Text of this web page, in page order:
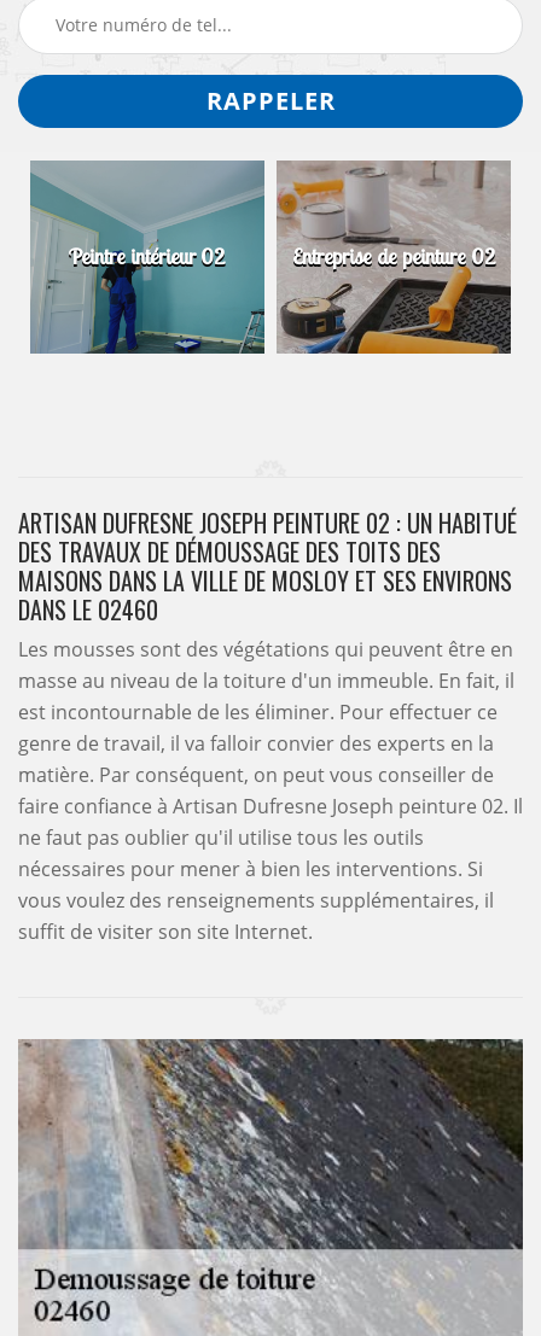
Peintre intérieur 02 Entreprise de peinture 02
ARTISAN DUFRESNE JOSEPH PEINTURE 02 : UN HABITUÉ
DES TRAVAUX DE DÉMOUSSAGE DES TOITS DES
MAISONS DANS LA VILLE DE MOSLOY ET SES ENVIRONS
DANS LE 02460
Les mousses sont des végétations qui peuvent être en
masse au niveau de la toiture d'un immeuble. En fait, il
est incontournable de les éliminer. Pour effectuer ce
genre de travail, il va falloir convier des experts en la
matière. Par conséquent, on peut vous conseiller de
faire confiance à Artisan Dufresne Joseph peinture 02. Il
ne faut pas oublier qu'il utilise tous les outils
nécessaires pour mener à bien les interventions. Si
vous voulez des renseignements supplémentaires, il
suffit de visiter son site Internet.